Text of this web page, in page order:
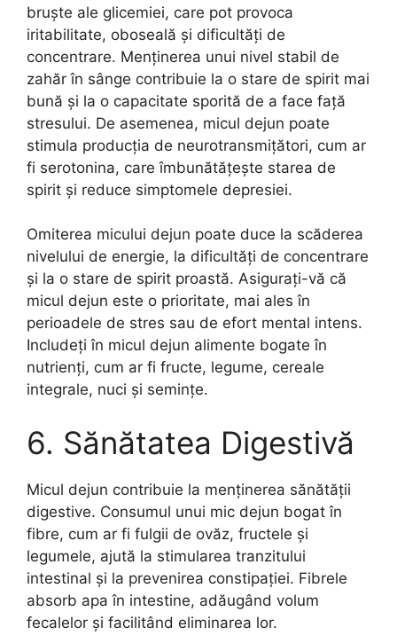
bruște ale glicemiei, care pot provoca
iritabilitate, oboseală și dificultăți de
concentrare. Menținerea unui nivel stabil de
zahăr în sânge contribuie la o stare de spirit mai
bună și la o capacitate sporită de a face față
stresului. De asemenea, micul dejun poate
stimula producția de neurotransmițători, cum ar
fi serotonina, care îmbunătățește starea de
spirit și reduce simptomele depresiei.
Omiterea micului dejun poate duce la scăderea
nivelului de energie, la dificultăți de concentrare
și la o stare de spirit proastă. Asigurați-vă că
micul dejun este o prioritate, mai ales în
perioadele de stres sau de efort mental intens.
Includeți în micul dejun alimente bogate în
nutrienți, cum ar fi fructe, legume, cereale
integrale, nuci și semințe.
6. Sănătatea Digestivă
Micul dejun contribuie la menținerea sănătății
digestive. Consumul unui mic dejun bogat în
fibre, cum ar fi fulgii de ovăz, fructele și
legumele, ajută la stimularea tranzitului
intestinal și la prevenirea constipației. Fibrele
absorb apa în intestine, adăugând volum
fecalelor și facilitând eliminarea lor.